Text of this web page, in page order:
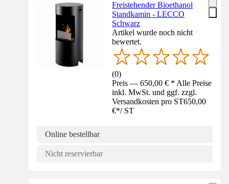
Freistehender Bioethanol
Standkamin - LECCO
Schwarz
Artikel wurde noch nicht
bewertet.
(0)
Preis — 650,00 € * Alle Preise
inkl. MwSt. und ggf. zzgl.
Versandkosten pro ST650,00
€*/ ST
Online bestellbar
Nicht reservierbar